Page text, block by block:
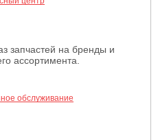
запчастей на бренды и
ассортимента.